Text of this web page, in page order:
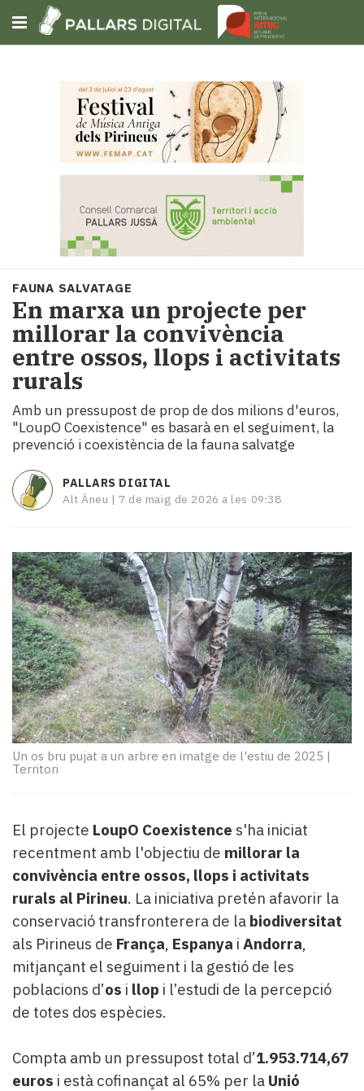
Subscriu-t'hi
Portada
Societat
Política
i
municipis
Economia
i
Cultura
Esports
Mai
tant!
TV
i
temps
Reportatges
Entrevistes
Enquestes
A
escena!
Dis
la
teva!
Subscriptors
La
newsletter
Contingut
patrocinat
més
llegit...
Editorial
FAUNA SALVATAGE
En marxa un projecte per
millorar la convivència
entre ossos, llops i activitats
rurals
Amb un pressupost de prop de dos milions d'euros,
"LoupO Coexistence" es basarà en el seguiment, la
prevenció i coexistència de la fauna salvatge
PALLARS DIGITAL
Alt Àneu | 7 de maig de 2026 a les 09:38
Un os bru pujat a un arbre en imatge de l'estiu de 2025 |
Territori
El projecte LoupO Coexistence s'ha iniciat
recentment amb l'objectiu de millorar la
convivència entre ossos, llops i activitats
rurals al Pirineu. La iniciativa pretén afavorir la
conservació transfronterera de la biodiversitat
als Pirineus de França, Espanya i Andorra,
mitjançant el seguiment i la gestió de les
poblacions d’os i llop i l’estudi de la percepció
de totes dos espècies.
Compta amb un pressupost total d’1.953.714,67
euros i està cofinançat al 65% per la Unió